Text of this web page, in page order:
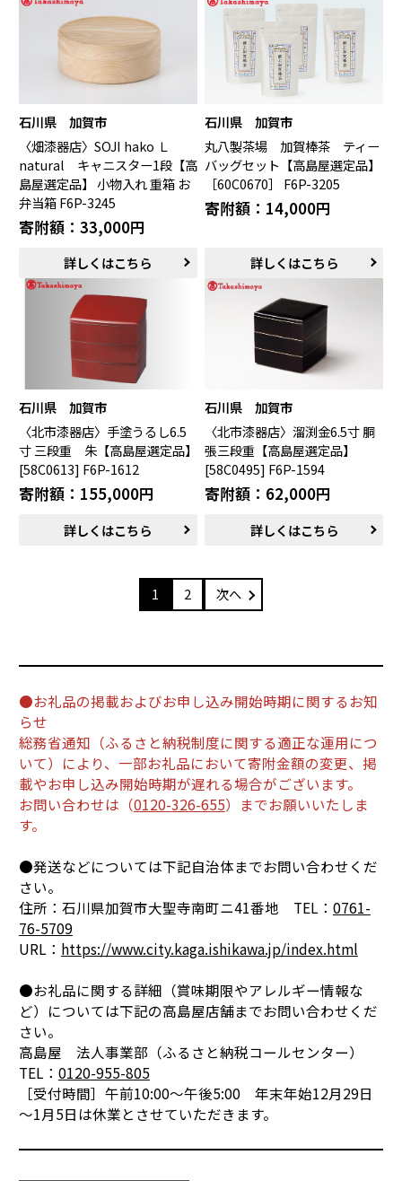
石川県 加賀市
〈畑漆器店〉SOJI hako Ｌ
natural キャニスター1段【高
島屋選定品】 小物入れ 重箱 お
弁当箱 F6P-3245
寄附額：33,000円
詳しくはこちら
石川県 加賀市
丸八製茶場 加賀棒茶 ティー
バッグセット【高島屋選定品】
［60C0670］ F6P-3205
寄附額：14,000円
詳しくはこちら
石川県 加賀市
〈北市漆器店〉手塗うるし6.5
寸 三段重 朱【高島屋選定品】
[58C0613] F6P-1612
寄附額：155,000円
詳しくはこちら
石川県 加賀市
〈北市漆器店〉溜渕金6.5寸 胴
張三段重【高島屋選定品】
[58C0495] F6P-1594
寄附額：62,000円
詳しくはこちら
1 2 次へ
●お礼品の掲載およびお申し込み開始時期に関するお知
らせ
総務省通知（ふるさと納税制度に関する適正な運用につ
いて）により、一部お礼品において寄附金額の変更、掲
載やお申し込み開始時期が遅れる場合がございます。
お問い合わせは（0120-326-655）までお願いいたしま
す。
●発送などについては下記自治体までお問い合わせくだ
さい。
住所：石川県加賀市大聖寺南町ニ41番地 TEL： 0761-
76-5709
URL： https://www.city.kaga.ishikawa.jp/index.html
●お礼品に関する詳細（賞味期限やアレルギー情報な
ど）については下記の高島屋店舗までお問い合わせくだ
さい。
高島屋 法人事業部（ふるさと納税コールセンター）
TEL： 0120-955-805
［受付時間］午前10:00～午後5:00 年末年始12月29日
～1月5日は休業とさせていただきます。